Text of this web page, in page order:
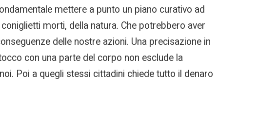
mettere a punto un piano curativo ad
morti, della natura. Che potrebbero aver
delle nostre azioni. Una precisazione in
con una parte del corpo non esclude la
Poi a quegli stessi cittadini chiede tutto il denaro